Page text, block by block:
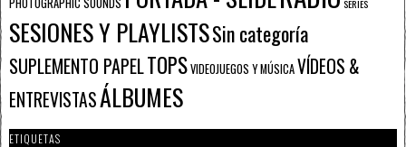
SERIES
SESIONES Y PLAYLISTSSin categoría
SUPLEMENTO PAPELTOPSVIDEOJUEGOS Y MÚSICAVÍDEOS &
ENTREVISTASÁLBUMES
ETIQUETAS